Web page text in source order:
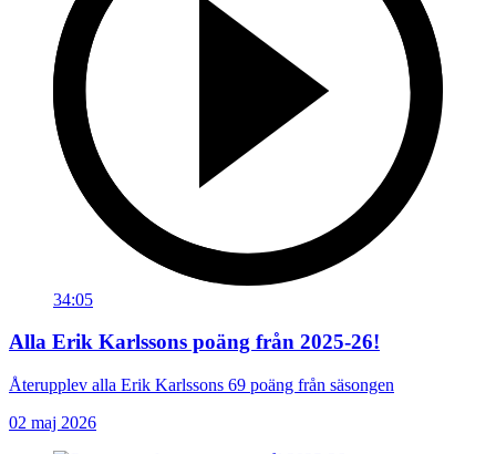
34:05
Alla Erik Karlssons poäng från 2025-26!
Återupplev alla Erik Karlssons 69 poäng från säsongen
02 maj 2026